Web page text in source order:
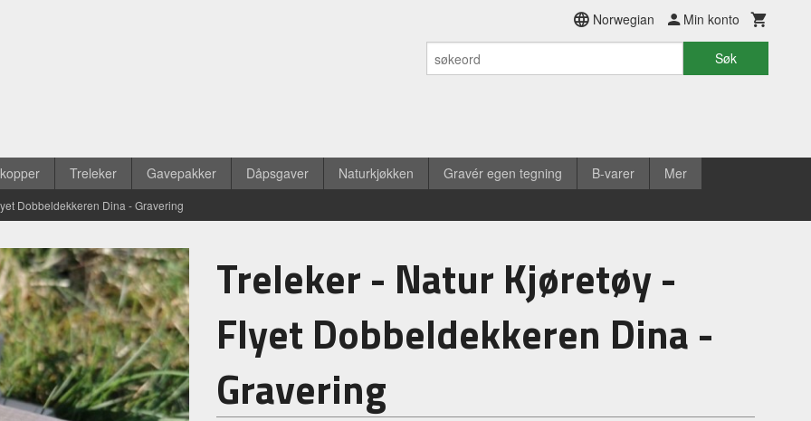
Norwegian Min konto
Søk
Treleker Gavepakker Dåpsgaver Naturkjøkken Gravér egen tegning B-varer Mer
Dobbeldekkeren Dina - Gravering
Treleker - Natur Kjøretøy -
Flyet Dobbeldekkeren Dina -
Gravering